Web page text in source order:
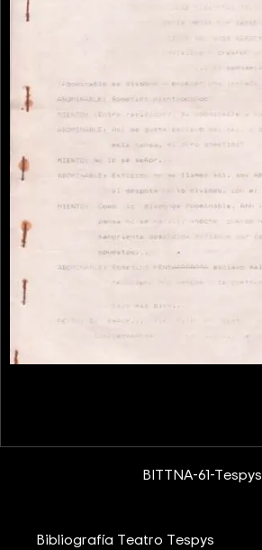
BITTNA-61-Tespys
Bibliografía Teatro Tespys